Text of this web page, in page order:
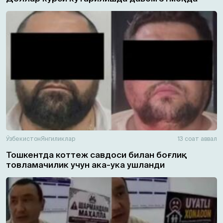
ЎзбекистонЯнгиликлар 13 соат аввал
Тошкентда коттеж савдоси билан боғлиқ
товламачилик учун ака-ука ушланди